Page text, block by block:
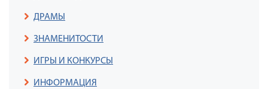
ДРАМЫ
ЗНАМЕНИТОСТИ
ИГРЫ И КОНКУРСЫ
ИНФОРМАЦИЯ